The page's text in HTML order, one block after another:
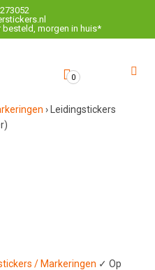
besteld, morgen in huis*
0
›
Leidingstickers
/ Markeringen ✓ Op